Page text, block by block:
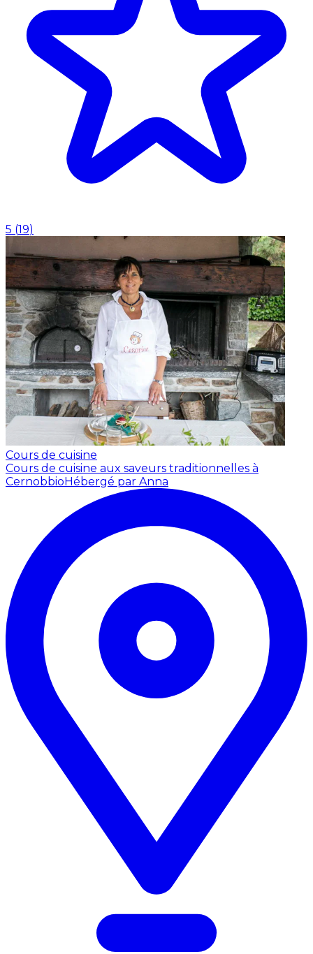
5 (19)
Cours de cuisine
Cours de cuisine aux saveurs traditionnelles à
Cernobbio Hébergé par Anna